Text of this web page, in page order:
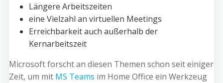
Längere Arbeitszeiten
eine Vielzahl an virtuellen Meetings
Erreichbarkeit auch außerhalb der
Kernarbeitszeit
Microsoft forscht an diesen Themen schon seit einiger
Zeit, um mit MS Teams im Home Office ein Werkzeug